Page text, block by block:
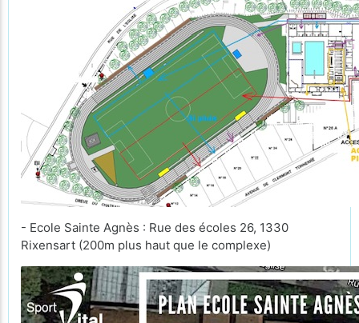
- Ecole Sainte Agnès : Rue des écoles 26, 1330
Rixensart (200m plus haut que le complexe)